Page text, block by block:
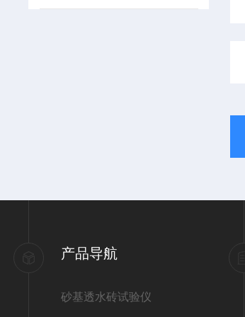
产品导航
砂基透水砖试验仪